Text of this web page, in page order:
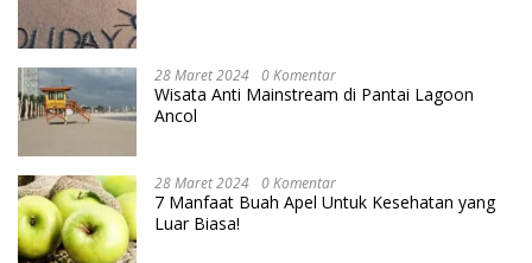
28 Maret 2024 0 Komentar
Wisata Anti Mainstream di Pantai Lagoon
Ancol
28 Maret 2024 0 Komentar
7 Manfaat Buah Apel Untuk Kesehatan yang
Luar Biasa!